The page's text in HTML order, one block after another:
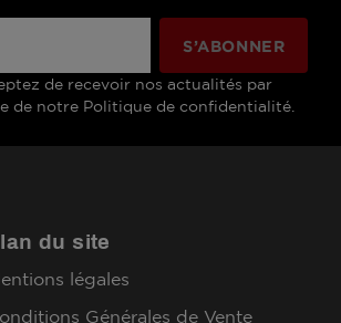
de recevoir nos actualités par
de notre Politique de confidentialité.
du site
légales
Générales de Vente